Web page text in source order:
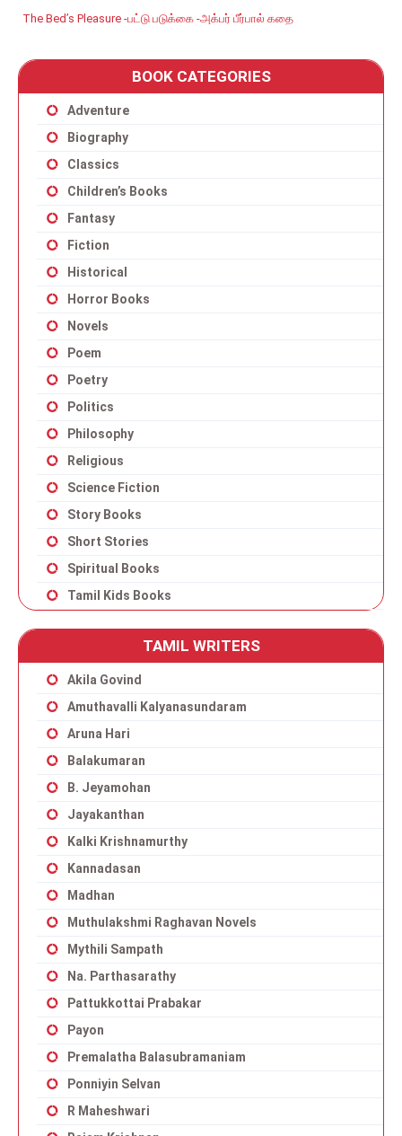
The Bed’s Pleasure -பட்டு படுக்கை -அக்பர் பீர்பால் கதை
BOOK CATEGORIES
Adventure
Biography
Classics
Children’s Books
Fantasy
Fiction
Historical
Horror Books
Novels
Poem
Poetry
Politics
Philosophy
Religious
Science Fiction
Story Books
Short Stories
Spiritual Books
Tamil Kids Books
TAMIL WRITERS
Akila Govind
Amuthavalli Kalyanasundaram
Aruna Hari
Balakumaran
B. Jeyamohan
Jayakanthan
Kalki Krishnamurthy
Kannadasan
Madhan
Muthulakshmi Raghavan Novels
Mythili Sampath
Na. Parthasarathy
Pattukkottai Prabakar
Payon
Premalatha Balasubramaniam
Ponniyin Selvan
R Maheshwari